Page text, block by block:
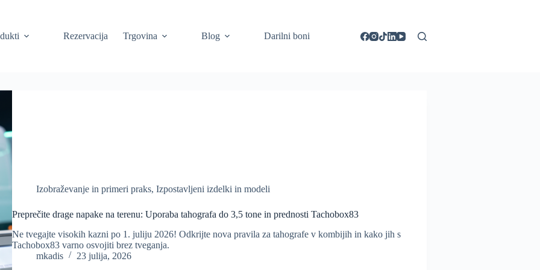
Rezervacija Trgovina Blog Darilni boni
Izobraževanje in primeri praks,Izpostavljeni izdelki in modeli
Preprečite drage napake na terenu: Uporaba tahografa do 3,5 tone in prednosti Tachobox83
Ne tvegajte visokih kazni po 1. juliju 2026! Odkrijte nova pravila za tahografe v kombijih in kako jih s
Tachobox83 varno osvojiti brez tveganja.
mkadis
23 julija, 2026